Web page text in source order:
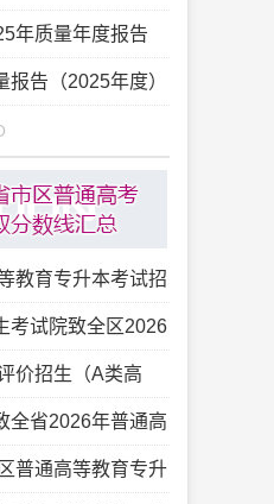
年质量年度报告
告（2025年度）
教育专升本考试招
31日10:00进行第
考试院致全区2026
信
价招生（A类高
提醒
全省2026年普通高
普通高等教育专升